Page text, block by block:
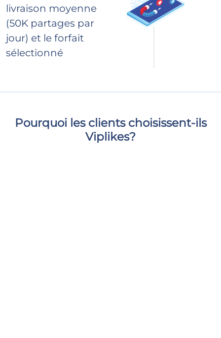
livraison moyenne
(50K partages par
jour) et le forfait
sélectionné
Pourquoi les clients choisissent-ils
Viplikes?